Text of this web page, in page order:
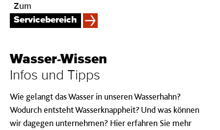
Zum
Servicebereich
Wasser-Wissen
In­fos und Tipps
Wie gelangt das Wasser in unseren Wasserhahn?
Wodurch entsteht Wasserknappheit? Und was können
wir dagegen unternehmen? Hier erfahren Sie mehr